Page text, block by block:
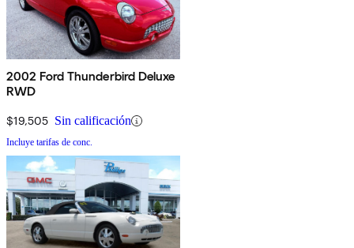
2002 Ford Thunderbird Deluxe
RWD
$19,505 Sin calificación
Incluye tarifas de conc.